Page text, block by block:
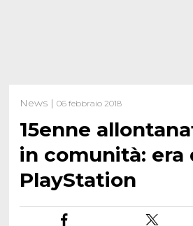
News | 06 febbraio 2018
15enne
in comunità:
PlayStation